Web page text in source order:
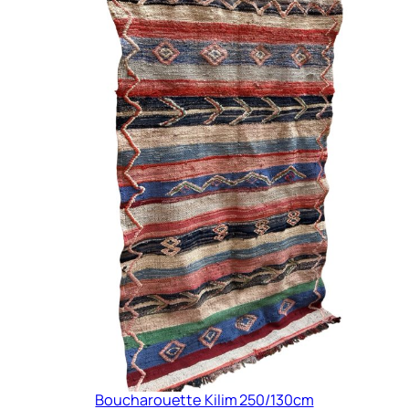
Boucharouette Kilim 250/130cm